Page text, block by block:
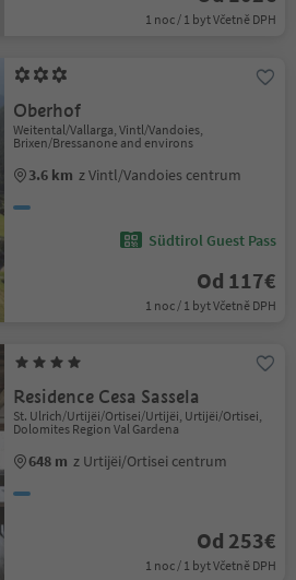
1 noc / 1 byt Včetně DPH
Oberhof
Weitental/Vallarga, Vintl/Vandoies,
Brixen/Bressanone and environs
3.6 km z Vintl/Vandoies centrum
Südtirol Guest Pass
Od 117€
1 noc / 1 byt Včetně DPH
Residence Cesa Sassela
St. Ulrich/Urtijëi/Ortisei/Urtijëi, Urtijëi/Ortisei,
Dolomites Region Val Gardena
648 m z Urtijëi/Ortisei centrum
Od 253€
1 noc / 1 byt Včetně DPH